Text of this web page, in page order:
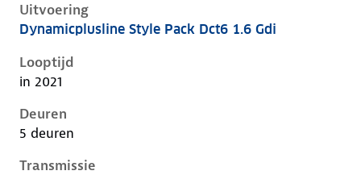
Uitvoering
Kia Niro i-de-1e-facelift, 1.6 gdi, 104 kW, Hybride
Dynamicplusline Style Pack Dct6 1.6 Gdi
Looptijd
in 2021
Deuren
5 deuren
Transmissie